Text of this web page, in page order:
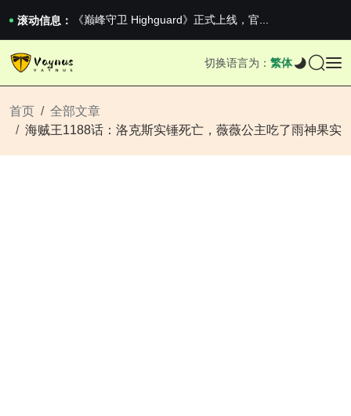
滚动信息：
《巅峰守卫 Highguard》正式上线，官...
《巅峰守卫 Highguard》正式上线，官...
切换语言为： 繁体
首页
全部文章
海贼王1188话：洛克斯实锤死亡，薇薇公主吃了雨神果实